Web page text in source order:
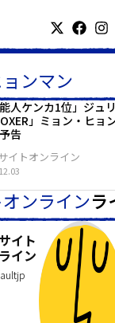
ンマン
能人ケンカ1位」ジュ
」ミョン・ヒ
告
イトオンライン
ンラインラ
イト
イン